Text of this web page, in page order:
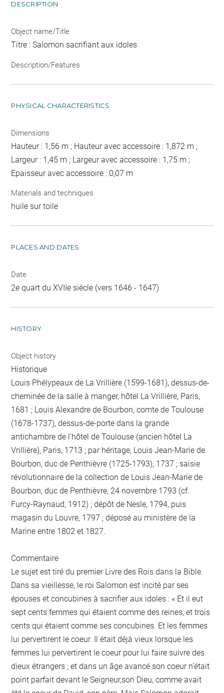
DESCRIPTION
Object name/Title
Titre : Salomon sacrifiant aux idoles
Description/Features
PHYSICAL CHARACTERISTICS
Dimensions
Hauteur : 1,56 m ; Hauteur avec accessoire : 1,872 m ;
Largeur : 1,45 m ; Largeur avec accessoire : 1,75 m ;
Epaisseur avec accessoire : 0,07 m
Materials and techniques
huile sur toile
PLACES AND DATES
Date
2e quart du XVIIe siècle (vers 1646 - 1647)
HISTORY
Object history
Historique
Louis Phélypeaux de La Vrillière (1599-1681), dessus-de-
cheminée de la salle à manger, hôtel La Vrillière, Paris,
1681 ; Louis Alexandre de Bourbon, comte de Toulouse
(1678-1737), dessus-de-porte dans la grande
antichambre de l’hôtel de Toulouse (ancien hôtel La
Vrillière), Paris, 1713 ; par héritage, Louis Jean-Marie de
Bourbon, duc de Penthièvre (1725-1793), 1737 ; saisie
révolutionnaire de la collection de Louis Jean-Marie de
Bourbon, duc de Penthièvre, 24 novembre 1793 (cf.
Furcy-Raynaud, 1912) ; dépôt de Nesle, 1794, puis
magasin du Louvre, 1797 ; déposé au ministère de la
Marine entre 1802 et 1827.
Commentaire
Le sujet est tiré du premier Livre des Rois dans la Bible.
Dans sa vieillesse, le roi Salomon est incité par ses
épouses et concubines à sacrifier aux idoles : « Et il eut
sept cents femmes qui étaient comme des reines, et trois
cents qui étaient comme ses concubines. Et les femmes
lui pervertirent le coeur. Il était déjà vieux lorsque les
femmes lui pervertirent le coeur pour lui faire suivre des
dieux étrangers ; et dans un âge avancé son coeur n’était
point parfait devant le Seigneur,son Dieu, comme avait